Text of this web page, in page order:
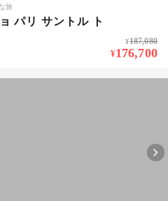
旅
パリ サントル ト
¥187,080
¥176,700